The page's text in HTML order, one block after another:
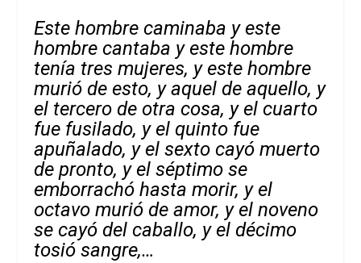
Este hombre caminaba y este
hombre cantaba y este hombre
tenía tres mujeres, y este hombre
murió de esto, y aquel de aquello, y
el tercero de otra cosa, y el cuarto
fue fusilado, y el quinto fue
apuñalado, y el sexto cayó muerto
de pronto, y el séptimo se
emborrachó hasta morir, y el
octavo murió de amor, y el noveno
se cayó del caballo, y el décimo
tosió sangre,…